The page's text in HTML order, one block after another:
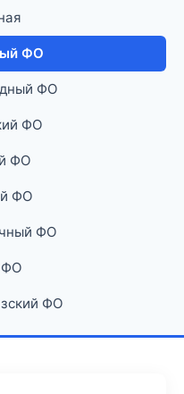
ФО
ФО
ФО
ФО
ФО
ФО
ФО